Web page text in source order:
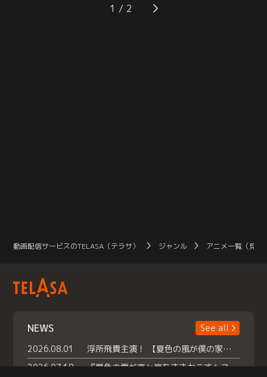
いう夫と、血のつながらない息子た
ち。事件の真相を探るため、アルネ
に、予期せぬ犯人の視点へと辿り着
く。さらに、アルネには密室殺人以
1
動画配信サービスのTELASA（テラサ） ジャンル アニメ一覧（見放
NEWS
See all
2026.08.01
浮所飛貴主演！ 【夏色の風が僕の家にやってきた】 本日よりテラサで独占配信スタート！
2026.07.18
『夏色の雲が恋と嵐をまきおこす』スペシャルメイキング 【Part1】2026年７月18日（土）23時30分～配信スタート！話題のシーンの裏側を大公開！豪華キャスト大集合！ 『武宮家 真夏の家族会議』開催！